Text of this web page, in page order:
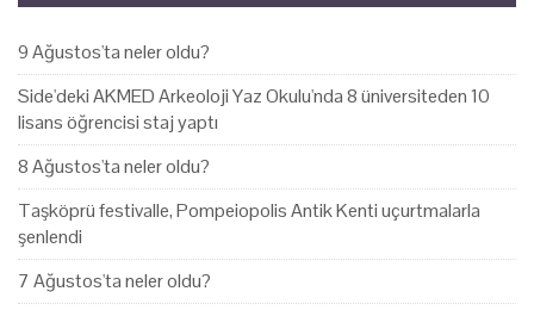
9 Ağustos'ta neler oldu?
Side'deki AKMED Arkeoloji Yaz Okulu'nda 8 üniversiteden 10
lisans öğrencisi staj yaptı
8 Ağustos'ta neler oldu?
Taşköprü festivalle, Pompeiopolis Antik Kenti uçurtmalarla
şenlendi
7 Ağustos'ta neler oldu?